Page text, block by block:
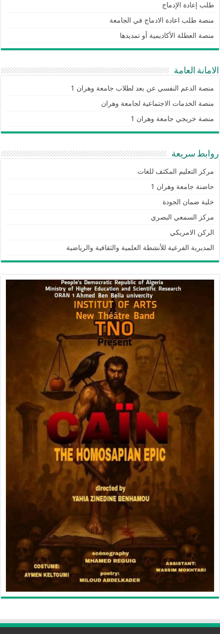
طلب إعادة الإدماج
منصة طلب اعادة الادماج في الجامعة
منصة العطلة الأكاديمية أو تمديدها
الامانة العامة
منصة الدعم النفسي عن بعد لطلاب جامعة وهران 1
منصة الخدمات الاجتماعية لجامعة وهران
منصة خريجي جامعة وهران 1
روابط سريعة
مركز التعليم المكثف للغات
حاضنة جامعة وهران 1
خلية ضمان الجودة
مركز السمعي البصري
الركن الامريكي
المديرية الفرعية للأنشطة العلمية والثقافية والرياضية